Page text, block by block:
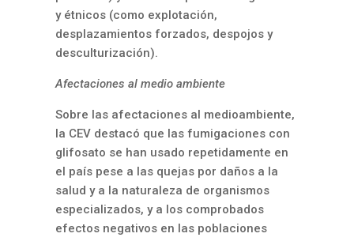
y étnicos (como explotación,
desplazamientos forzados, despojos y
desculturización).
Afectaciones al medio ambiente
Sobre las afectaciones al medioambiente,
la CEV destacó que las fumigaciones con
glifosato se han usado repetidamente en
el país pese a las quejas por daños a la
salud y a la naturaleza de organismos
especializados, y a los comprobados
efectos negativos en las poblaciones